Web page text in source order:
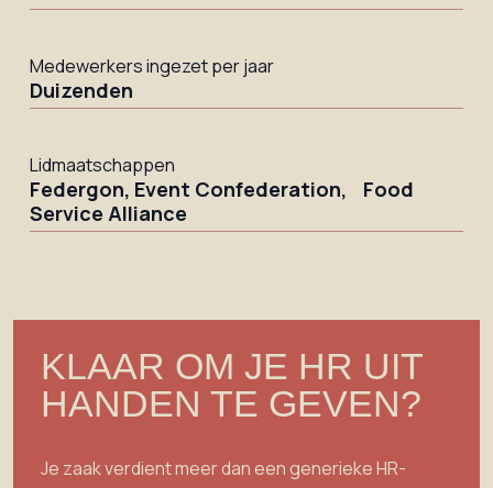
Medewerkers ingezet per jaar
Duizenden
Lidmaatschappen
Federgon, Event Confederation, Food
Service Alliance
KLAAR OM JE HR UIT
HANDEN TE GEVEN?
Je zaak verdient meer dan een generieke HR-